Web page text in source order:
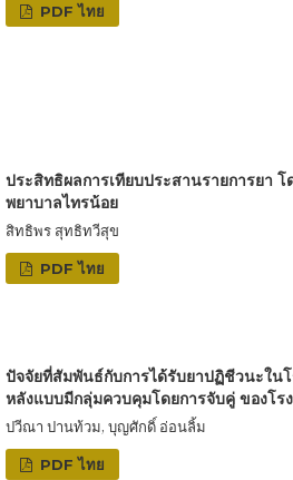
PDF ไทย
ประสิทธิผลการเทียบประสานรายการยา
พยาบาลไทรน้อย
สิทธิพร สุทธิทวีสุข
PDF ไทย
ปัจจัยที่สัมพันธ์กับการได้รับยาปฏิชีวนะใน
หลังแบบมีกลุ่มควบคุมโดยการจับคู่ ของโร
ปวีณา ปานท้วม, บุญศักดิ์ อ่อนลิ้ม
PDF ไทย